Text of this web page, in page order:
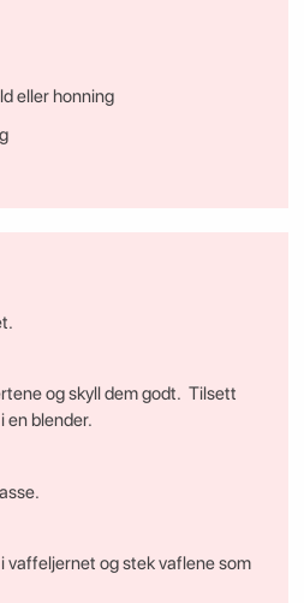
eller honning
og skyll dem godt. Tilsett
en blender.
vaffeljernet og stek vaflene som